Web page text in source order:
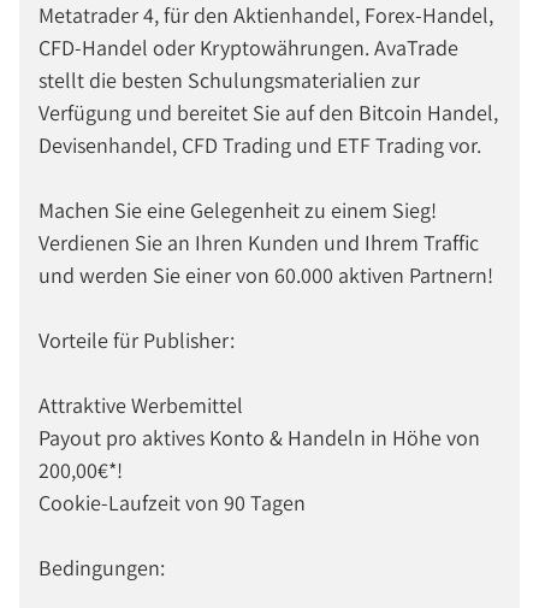
Metatrader 4, für den Aktienhandel, Forex-Handel,
CFD-Handel oder Kryptowährungen. AvaTrade
stellt die besten Schulungsmaterialien zur
Verfügung und bereitet Sie auf den Bitcoin Handel,
Devisenhandel, CFD Trading und ETF Trading vor.
Machen Sie eine Gelegenheit zu einem Sieg!
Verdienen Sie an Ihren Kunden und Ihrem Traffic
und werden Sie einer von 60.000 aktiven Partnern!
Vorteile für Publisher:
Attraktive Werbemittel
Payout pro aktives Konto & Handeln in Höhe von
200,00€*!
Cookie-Laufzeit von 90 Tagen
Bedingungen: